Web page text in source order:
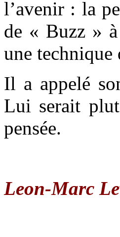
l’avenir : la
de « Buzz » à
une
Il a appelé
Lui serait
pensée.
Leon-Marc